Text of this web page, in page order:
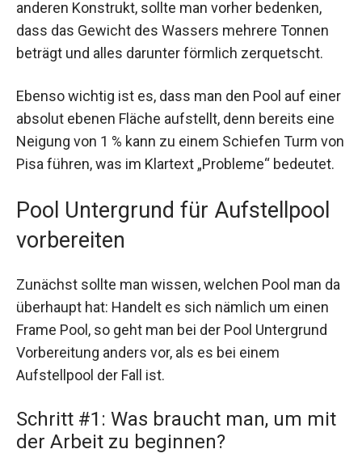
anderen Konstrukt, sollte man vorher bedenken,
dass das Gewicht des Wassers mehrere Tonnen
beträgt und alles darunter förmlich zerquetscht.
Ebenso wichtig ist es, dass man den Pool auf einer
absolut ebenen Fläche aufstellt, denn bereits eine
Neigung von 1 % kann zu einem Schiefen Turm von
Pisa führen, was im Klartext „Probleme“ bedeutet.
Pool Untergrund für Aufstellpool
vorbereiten
Zunächst sollte man wissen, welchen Pool man da
überhaupt hat: Handelt es sich nämlich um einen
Frame Pool, so geht man bei der Pool Untergrund
Vorbereitung anders vor, als es bei einem
Aufstellpool der Fall ist.
Schritt #1: Was braucht man, um mit
der Arbeit zu beginnen?